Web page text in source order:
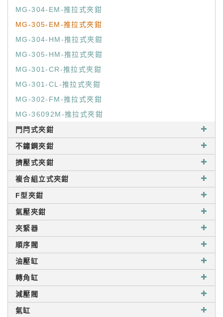
MG-304-EM-推拉式夾鉗
MG-305-EM-推拉式夾鉗
MG-304-HM-推拉式夾鉗
MG-305-HM-推拉式夾鉗
MG-301-CR-推拉式夾鉗
MG-301-CL-推拉式夾鉗
MG-302-FM-推拉式夾鉗
MG-36092M-推拉式夾鉗
門閂式夾鉗
不鏽鋼夾鉗
擠壓式夾鉗
複合組立式夾鉗
F型夾鉗
氣壓夾鉗
夾緊器
順序閥
油壓缸
轉角缸
減壓閥
氣缸